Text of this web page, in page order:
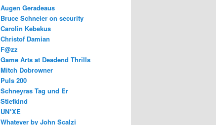
Augen Geradeaus
Bruce Schneier on security
Carolin Kebekus
Christof Damian
F@zz
Game Arts at Deadend Thrills
Mitch Dobrowner
Puls 200
Schneyras Tag und Er
Stiefkind
UN*XE
Whatever by John Scalzi